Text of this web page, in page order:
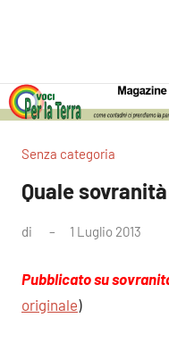
per
la
Terra
per
la
Alimentare
Senza categoria
Quale
di 1 Luglio 2013
Pubblicato su
originale)